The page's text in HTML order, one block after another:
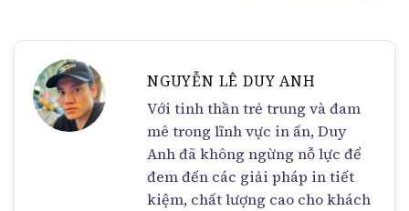
NGUYỄN LÊ DUY ANH
Với tinh thần trẻ trung và đam
mê trong lĩnh vực in ấn, Duy
Anh đã không ngừng nỗ lực để
đem đến các giải pháp in tiết
kiệm, chất lượng cao cho khách